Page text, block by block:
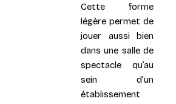
Cette forme
légère permet de
jouer aussi bien
dans une salle de
spectacle qu’au
sein d’un
établissement